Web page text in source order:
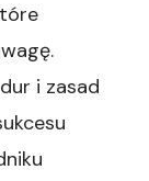
i zasad